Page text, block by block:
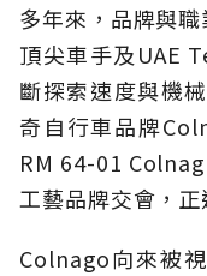
多年來，品牌與
頂尖車手及UAE
斷探索速度與機
奇自行車品牌
RM 64-01
工藝品牌交會，正
Colnago向來被